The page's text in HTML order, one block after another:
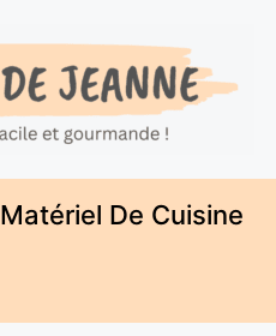
Matériel De Cuisine